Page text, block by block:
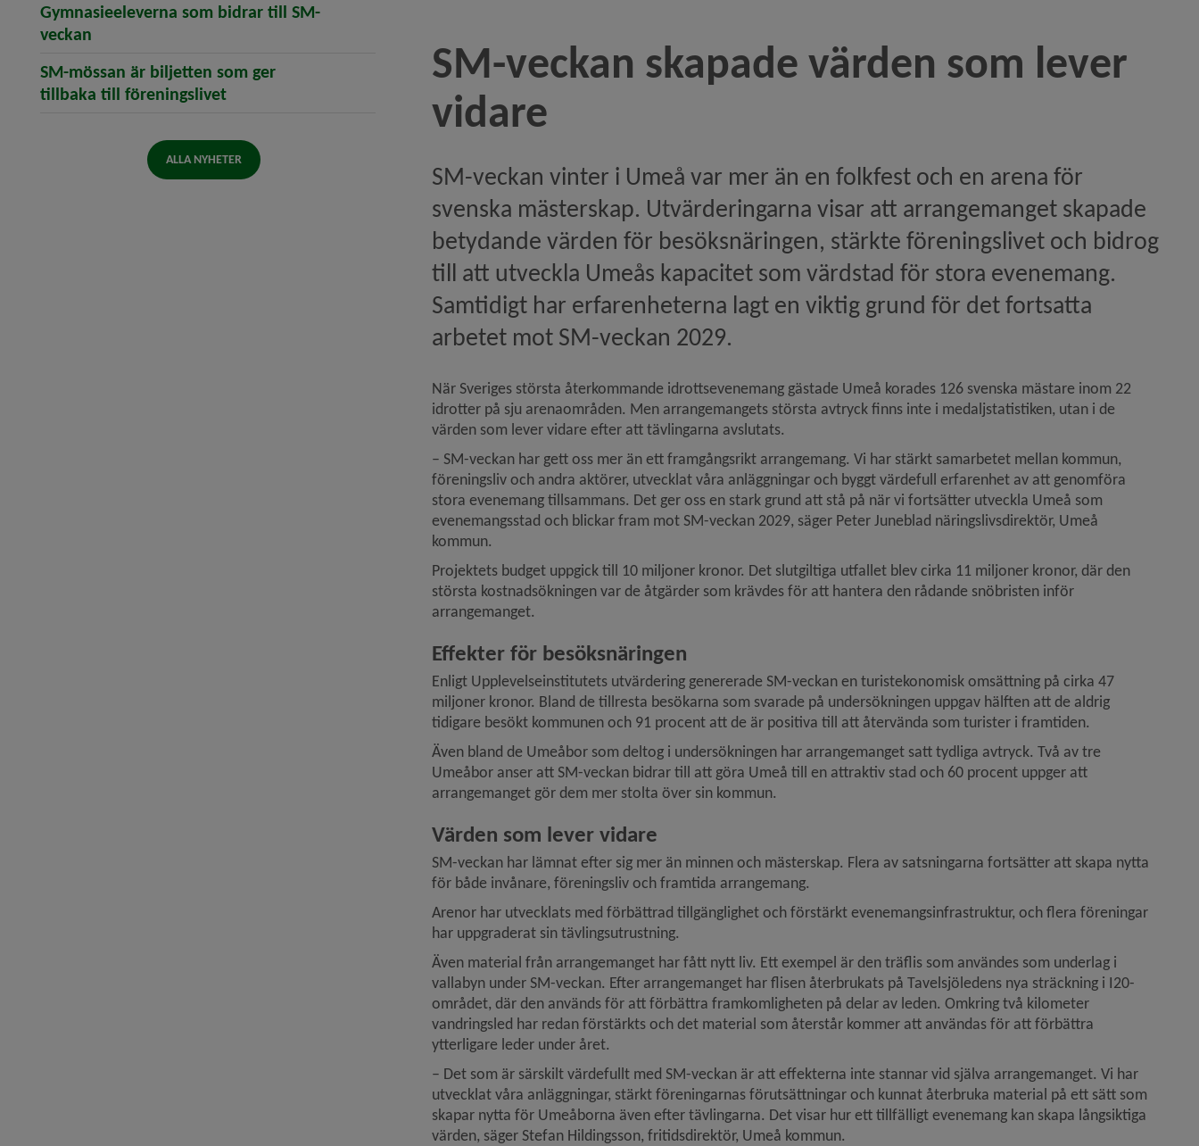
Gymnasieeleverna som bidrar till SM-
veckan
SM-mössan är biljetten som ger
tillbaka till föreningslivet(öppnar artikeln SM-mössan är biljetten som ger tillbaka till föreningslivet)
ALLA NYHETER
SM-veckan skapade värden som lever
vidare
SM-veckan vinter i Umeå var mer än en folkfest och en arena för
svenska mästerskap. Utvärderingarna visar att arrangemanget skapade
betydande värden för besöksnäringen, stärkte föreningslivet och bidrog
till att utveckla Umeås kapacitet som värdstad för stora evenemang.
Samtidigt har erfarenheterna lagt en viktig grund för det fortsatta
arbetet mot SM-veckan 2029.
När Sveriges största återkommande idrottsevenemang gästade Umeå korades 126 svenska mästare inom 22
idrotter på sju arenaområden. Men arrangemangets största avtryck finns inte i medaljstatistiken, utan i de
värden som lever vidare efter att tävlingarna avslutats.
– SM-veckan har gett oss mer än ett framgångsrikt arrangemang. Vi har stärkt samarbetet mellan kommun,
föreningsliv och andra aktörer, utvecklat våra anläggningar och byggt värdefull erfarenhet av att genomföra
stora evenemang tillsammans. Det ger oss en stark grund att stå på när vi fortsätter utveckla Umeå som
evenemangsstad och blickar fram mot SM-veckan 2029, säger Peter Juneblad näringslivsdirektör, Umeå
kommun.
Projektets budget uppgick till 10 miljoner kronor. Det slutgiltiga utfallet blev cirka 11 miljoner kronor, där den
största kostnadsökningen var de åtgärder som krävdes för att hantera den rådande snöbristen inför
arrangemanget.
Effekter för besöksnäringen
Enligt Upplevelseinstitutets utvärdering genererade SM-veckan en turistekonomisk omsättning på cirka 47
miljoner kronor. Bland de tillresta besökarna som svarade på undersökningen uppgav hälften att de aldrig
tidigare besökt kommunen och 91 procent att de är positiva till att återvända som turister i framtiden.
Även bland de Umeåbor som deltog i undersökningen har arrangemanget satt tydliga avtryck. Två av tre
Umeåbor anser att SM-veckan bidrar till att göra Umeå till en attraktiv stad och 60 procent uppger att
arrangemanget gör dem mer stolta över sin kommun.
Värden som lever vidare
SM-veckan har lämnat efter sig mer än minnen och mästerskap. Flera av satsningarna fortsätter att skapa nytta
för både invånare, föreningsliv och framtida arrangemang.
Arenor har utvecklats med förbättrad tillgänglighet och förstärkt evenemangsinfrastruktur, och flera föreningar
har uppgraderat sin tävlingsutrustning.
Även material från arrangemanget har fått nytt liv. Ett exempel är den träflis som användes som underlag i
vallabyn under SM-veckan. Efter arrangemanget har flisen återbrukats på Tavelsjöledens nya sträckning i I20-
området, där den används för att förbättra framkomligheten på delar av leden. Omkring två kilometer
vandringsled har redan förstärkts och det material som återstår kommer att användas för att förbättra
ytterligare leder under året.
– Det som är särskilt värdefullt med SM-veckan är att effekterna inte stannar vid själva arrangemanget. Vi har
utvecklat våra anläggningar, stärkt föreningarnas förutsättningar och kunnat återbruka material på ett sätt som
skapar nytta för Umeåborna även efter tävlingarna. Det visar hur ett tillfälligt evenemang kan skapa långsiktiga
värden, säger Stefan Hildingsson, fritidsdirektör, Umeå kommun.